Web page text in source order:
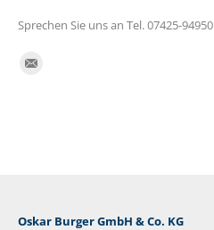
Sprechen Sie uns an Tel. 07425-94950
Finden Sie uns auf:
Oskar Burger GmbH & Co. KG